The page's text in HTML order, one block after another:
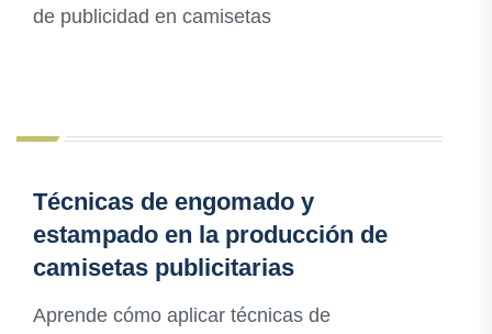
de publicidad en camisetas
Técnicas de engomado y
estampado en la producción de
camisetas publicitarias
Aprende cómo aplicar técnicas de